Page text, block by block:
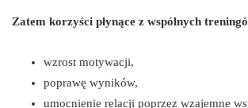
Zatem korzyści płynące z wspólnych
wzrost motywacji,
poprawę wyników,
umocnienie relacji poprzez wzajemne